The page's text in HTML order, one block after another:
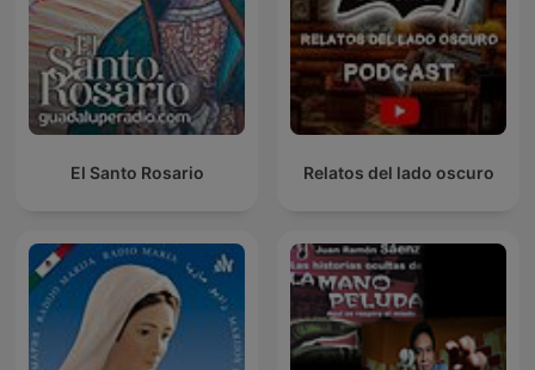
El Santo Rosario Relatos del lado oscuro